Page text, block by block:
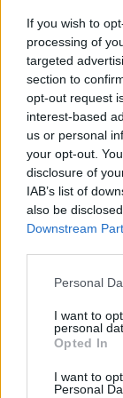
If you wish to
processing of
targeted
section to
opt-out request
interest-based
us or personal
your opt-out.
disclosure of
IAB’s list of
also be
Downstream
Please note
not limited to
grant or deny
use your data
consent section.
Personal
I want to
personal
Opted In
I want to
Personal
Más
POLÍTICA
Rufián en